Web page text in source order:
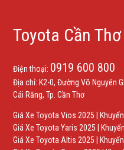
Toyota Cần Thơ
Điện thoại: 0919 600 800
Địa chỉ: K2-0, Đường Võ Nguyên
Cái Răng, Tp. Cần Thơ
Giá Xe Toyota Vios 2025 |
Giá Xe Toyota Yaris 2025 |
Giá Xe Toyota Altis 2025 |